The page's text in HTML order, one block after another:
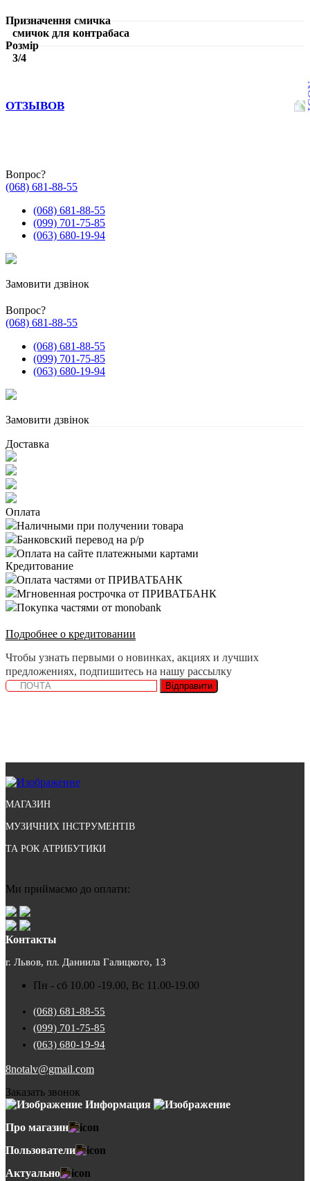
Призначення смичка
смичок для контрабаса
Розмір
3/4
ОТЗЫВОВ
Вопрос?
(068) 681-88-55
(068) 681-88-55
(099) 701-75-85
(063) 680-19-94
Замовити дзвінок
Вопрос?
(068) 681-88-55
(068) 681-88-55
(099) 701-75-85
(063) 680-19-94
Замовити дзвінок
Доставка
Оплата
Наличными при получении товара
Банковский перевод на р/р
Оплата на сайте платежными картами
Кредитование
Оплата частями от ПРИВАТБАНК
Мгновенная рострочка от ПРИВАТБАНК
Покупка частями от monobank
Подробнее о кредитовании
Чтобы узнать первыми о новинках, акциях и лучших
предложениях, подпишитесь на нашу рассылку
Відправити
МАГАЗИН
МУЗИЧНИХ ІНСТРУМЕНТІВ
ТА РОК АТРИБУТИКИ
Ми приймаємо до оплати:
Контакты
г. Львов, пл. Даниила Галицкого, 13
Пн - сб 10.00 -19.00, Вс 11.00-19.00
(068) 681-88-55
(099) 701-75-85
(063) 680-19-94
8notalv@gmail.com
Заказать звонок
Информация
Про магазин
Пользователи
Актуально